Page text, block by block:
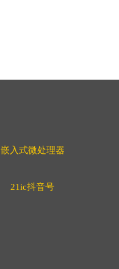
嵌入式微处理器
21ic抖音号